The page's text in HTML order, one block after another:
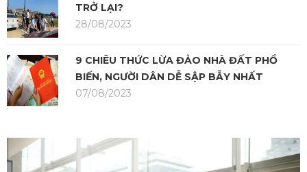
TRỞ LẠI?
28/08/2023
9 CHIÊU THỨC LỪA ĐẢO NHÀ ĐẤT PHỔ
BIẾN, NGƯỜI DÂN DỄ SẬP BẪY NHẤT
07/08/2023